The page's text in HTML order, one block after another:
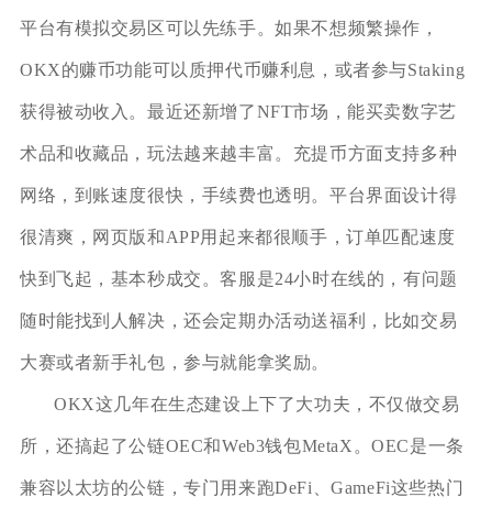
平台有模拟交易区可以先练手。如果不想频繁操作，
OKX的赚币功能可以质押代币赚利息，或者参与Staking
获得被动收入。最近还新增了NFT市场，能买卖数字艺
术品和收藏品，玩法越来越丰富。充提币方面支持多种
网络，到账速度很快，手续费也透明。平台界面设计得
很清爽，网页版和APP用起来都很顺手，订单匹配速度
快到飞起，基本秒成交。客服是24小时在线的，有问题
随时能找到人解决，还会定期办活动送福利，比如交易
大赛或者新手礼包，参与就能拿奖励。
OKX这几年在生态建设上下了大功夫，不仅做交易
所，还搞起了公链OEC和Web3钱包MetaX。OEC是一条
兼容以太坊的公链，专门用来跑DeFi、GameFi这些热门